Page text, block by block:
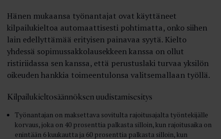
Hänen mukaansa työnantajat ovat käyttäneet
kilpailukieltoa automaattisesti pohtimatta, onko siihen
lain edellyttämää erityisen painavaa syytä. Kielto
yhdessä sopimussakkolausekkeen kanssa on ollut
ristiriidassa sen kanssa, että perustuslaki turvaa yksilön
oikeuden hankkia toimeentulonsa valitsemallaan työllä.
Kilpailukieltosäännöksen uudistamisesitys
Työnantajan on maksettava sovitulta rajoitusajalta työntekijälle
korvaus, joka on 40 prosenttia palkasta silloin, kun rajoitusaika on
enintään 6 kuukautta ja 60 prosenttia palkasta silloin, kun